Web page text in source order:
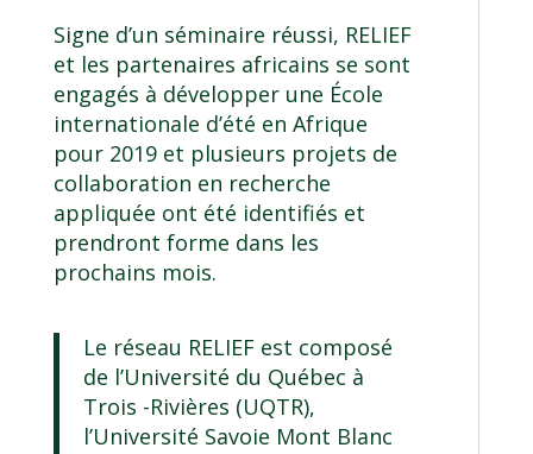
Signe d’un séminaire réussi, RELIEF
et les partenaires africains se sont
engagés à développer une École
internationale d’été en Afrique
pour 2019 et plusieurs projets de
collaboration en recherche
appliquée ont été identifiés et
prendront forme dans les
prochains mois.
Le réseau RELIEF est composé
de l’Université du Québec à
Trois -Rivières (UQTR),
l’Université Savoie Mont Blanc